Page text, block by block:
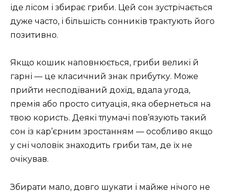
іде лісом і збирає гриби. Цей сон зустрічається
дуже часто, і більшість сонників трактують його
позитивно.
Якщо кошик наповнюється, гриби великі й
гарні — це класичний знак прибутку. Може
прийти несподіваний дохід, вдала угода,
премія або просто ситуація, яка обернеться на
твою користь. Деякі тлумачі пов’язують такий
сон із кар’єрним зростанням — особливо якщо
у сні чоловік знаходить гриби там, де їх не
очікував.
Збирати мало, довго шукати і майже нічого не